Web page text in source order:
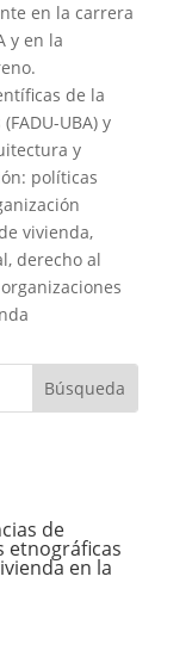
en la carrera
y en la
de la
UBA) y
y
políticas
vivienda,
derecho al
de
etnográficas
en la